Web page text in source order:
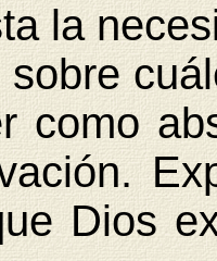
sobre
como
Dios